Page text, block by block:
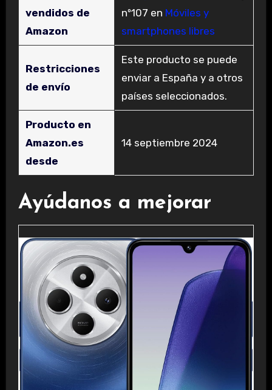
vendidos de
Amazon
nº107 en Móviles y
smartphones libres
Restricciones
de envío
Este producto se puede
enviar a España y a otros
países seleccionados.
Producto en
Amazon.es
desde
14 septiembre 2024
Ayúdanos a mejorar